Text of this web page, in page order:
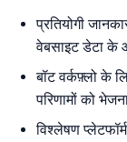
प्रतियोगी
वेबसाइट डेटा के
बॉट वर्कफ़्लो के
परिणामों को
विश्लेषण